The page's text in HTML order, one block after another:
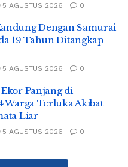
5 AGUSTUS 2026 0
Dengan Samurai
19 Tahun Ditangkap
5 AGUSTUS 2026 0
Panjang di
Warga Terluka Akibat
Liar
5 AGUSTUS 2026 0